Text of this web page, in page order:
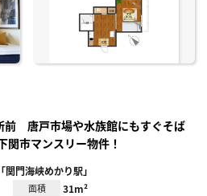
前 唐戸市場や水族館にもすぐそば
市マンスリー物件！
門海峡めかり駅」
面積 31m²